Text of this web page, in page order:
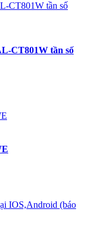
CT801W tần số